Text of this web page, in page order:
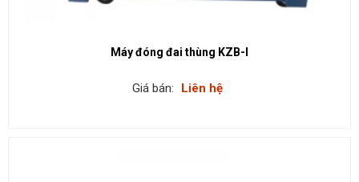
Máy đóng đai thùng KZB-I
Giá bán: Liên hệ